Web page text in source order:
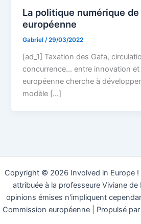
La politique numérique de
européenne
Gabriel/29/03/2022
[ad_1] Taxation des Gafa,
concurrence… entre innovation et
européenne cherche à
modèle […]
Copyright © 2026 Involved in Europe !
attribuée à la professeure Viviane de
opinions émises n'impliquent
Commission européenne | Propulsé par